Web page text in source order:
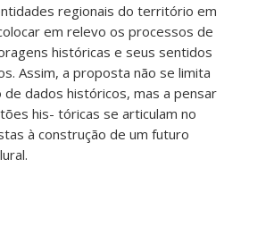
regionais do território em
em relevo os processos de
históricas e seus sentidos
Assim, a proposta não se limita
de dados históricos, mas a pensar
his- tóricas se articulam no
à construção de um futuro